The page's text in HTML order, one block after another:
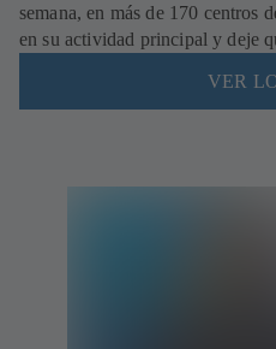
semana, en más de 170 centros
en su actividad principal y deje
VER